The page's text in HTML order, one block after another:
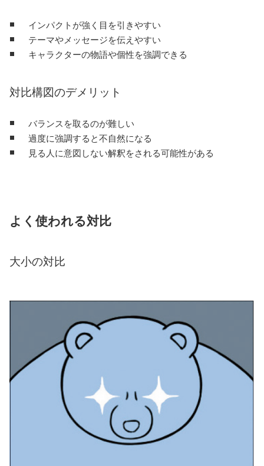
インパクトが強く目を引きやすい
テーマやメッセージを伝えやすい
キャラクターの物語や個性を強調できる
対比構図のデメリット
バランスを取るのが難しい
過度に強調すると不自然になる
見る人に意図しない解釈をされる可能性がある
よく使われる対比
大小の対比